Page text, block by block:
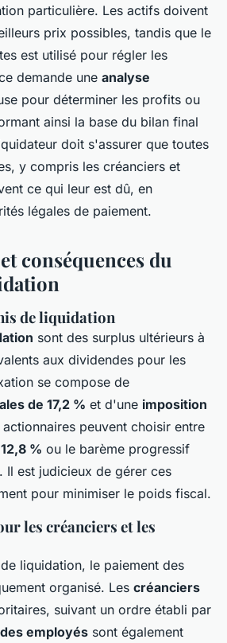
particulière. Les actifs doivent
prix possibles, tandis que le
est utilisé pour régler les
demande une analyse
pour déterminer les profits ou
ainsi la base du bilan final
doit s'assurer que toutes
y compris les créanciers et
ce qui leur est dû, en
légales de paiement.
conséquences du
de liquidation
sont des surplus ultérieurs à
aux dividendes pour les
se compose de
de 17,2 % et d'une imposition
actionnaires peuvent choisir entre
% ou le barème progressif
Il est judicieux de gérer ces
pour minimiser le poids fiscal.
les créanciers et les
liquidation, le paiement des
organisé. Les créanciers
suivant un ordre établi par
employés sont également